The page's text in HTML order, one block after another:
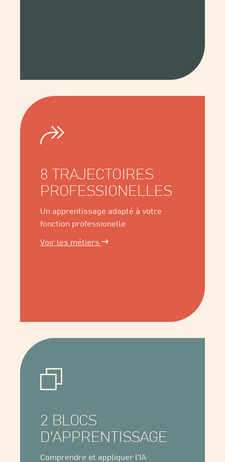
8 TRAJECTOIRES
PROFESSIONELLES
Un apprentissage adapté à votre
fonction professionelle
Voir les métiers
2 BLOCS
D'APPRENTISSAGE
Comprendre et appliquer l'IA